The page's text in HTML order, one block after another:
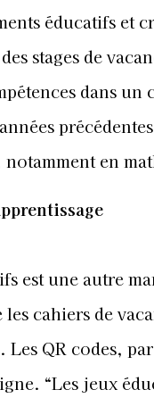
éducatifs et
stages de
dans un
années
en
est une autre
cahiers de
QR codes,
“Les jeux